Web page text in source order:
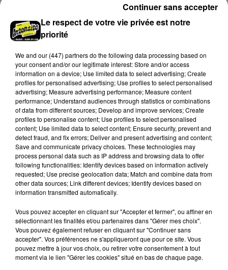
pédiatrique
Le 13 septembre prochain, à Sours, une randonnée
la recherche contre le cancer.
A LA UNE Voir plus
Quatre blessés dont un grave dans un
accident sur l'A10
Le choc a eu lieu dans la matinée, vendredi 7 août à
Le respect de votre vie privée est notre
priorité
We and our (447) partnersdo the following data processing based on
your consent and/or our legitimate interest: Store and/or access
information on a device; Use limited data to select advertising; Create
profiles for personalised advertising; Use profiles to select personalised
advertising; Measure advertising performance; Measure content
performance; Understand audiences through statistics or combinations
of data from different sources; Develop and improve services; Create
profiles to personalise content; Use profiles to select personalised
content; Use limited data to select content; Ensure security, prevent and
detect fraud, and fix errors; Deliver and present advertising and content;
Save and communicate privacy choices. These technologies may
process personal data such as IP address and browsing data to offer
following functionalities: Identify devices based on information actively
requested; Use precise geolocation data; Match and combine data from
other data sources; Link different devices; Identify devices based on
information transmitted automatically.
Vous pouvez accepter en cliquant sur "Accepter et fermer", ou affiner en
sélectionnant les finalités et/ou partenaires dans "Gérer mes choix".
Vous pouvez également refuser en cliquant sur "Continuer sans
accepter". Vos préférences ne s'appliqueront que pour ce site. Vous
pouvez mettre à jour vos choix, ou retirer votre consentement à tout
moment via le lien "Gérer les cookies" situé en bas de chaque page.
Continuer sans accepter